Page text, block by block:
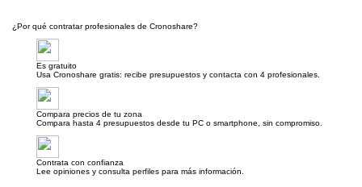
¿Por qué contratar profesionales de Cronoshare?
Es gratuito
Usa Cronoshare gratis: recibe presupuestos y contacta con 4 profesionales.
Compara precios de tu zona
Compara hasta 4 presupuestos desde tu PC o smartphone, sin compromiso.
Contrata con confianza
Lee opiniones y consulta perfiles para más información.